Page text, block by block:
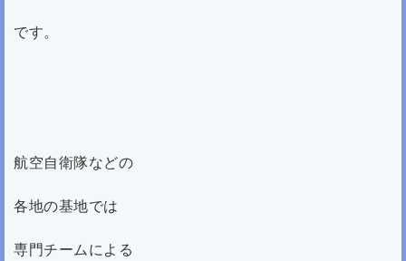
です。
航空自衛隊などの
各地の基地では
専門チームによる